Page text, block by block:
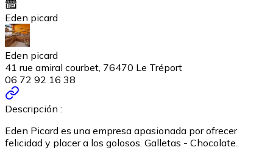
Eden picard
Eden picard
41 rue amiral courbet, 76470 Le Tréport
06 72 92 16 38
Descripción :
Eden Picard es una empresa apasionada por ofrecer
felicidad y placer a los golosos. Galletas - Chocolate.